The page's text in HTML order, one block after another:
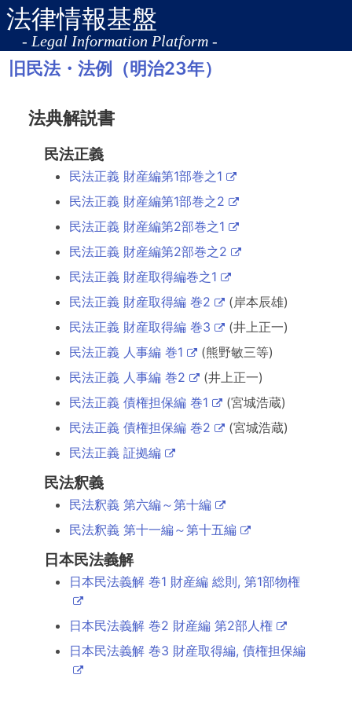
法律情報基盤
- Legal Information Platform -
旧民法・法例（明治23年）
法典解説書
民法正義
民法正義 財産編第1部巻之1
民法正義 財産編第1部巻之2
民法正義 財産編第2部巻之1
民法正義 財産編第2部巻之2
民法正義 財産取得編巻之1
民法正義 財産取得編 巻2
(岸本辰雄)
民法正義 財産取得編 巻3
(井上正一)
民法正義 人事編 巻1
(熊野敏三等)
民法正義 人事編 巻2
(井上正一)
民法正義 債権担保編 巻1
(宮城浩蔵)
民法正義 債権担保編 巻2
(宮城浩蔵)
民法正義 証拠編
民法釈義
民法釈義 第六編～第十編
民法釈義 第十一編～第十五編
日本民法義解
日本民法義解 巻1 財産編 総則, 第1部物権
日本民法義解 巻2 財産編 第2部人権
日本民法義解 巻3 財産取得編, 債権担保編